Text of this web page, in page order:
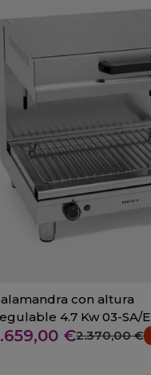
con altura
regulable 4.7 Kw
€2.370,00 €